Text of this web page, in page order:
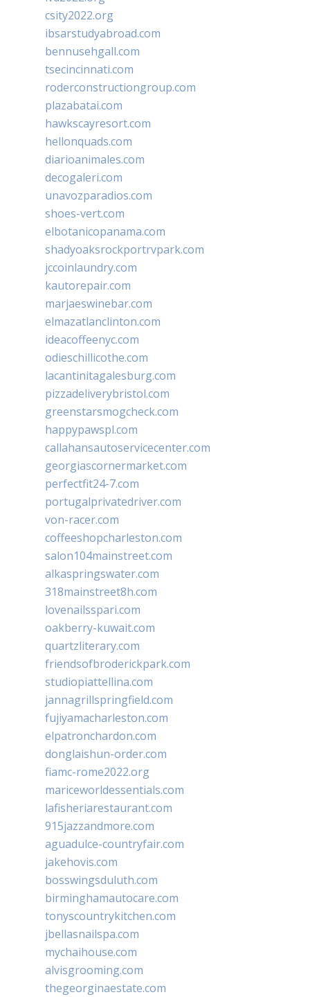
csity2022.org
ibsarstudyabroad.com
bennusehgall.com
tsecincinnati.com
roderconstructiongroup.com
plazabatai.com
hawkscayresort.com
hellonquads.com
diarioanimales.com
decogaleri.com
unavozparadios.com
shoes-vert.com
elbotanicopanama.com
shadyoaksrockportrvpark.com
jccoinlaundry.com
kautorepair.com
marjaeswinebar.com
elmazatlanclinton.com
ideacoffeenyc.com
odieschillicothe.com
lacantinitagalesburg.com
pizzadeliverybristol.com
greenstarsmogcheck.com
happypawspl.com
callahansautoservicecenter.com
georgiascornermarket.com
perfectfit24-7.com
portugalprivatedriver.com
von-racer.com
coffeeshopcharleston.com
salon104mainstreet.com
alkaspringswater.com
318mainstreet8h.com
lovenailsspari.com
oakberry-kuwait.com
quartzliterary.com
friendsofbroderickpark.com
studiopiattellina.com
jannagrillspringfield.com
fujiyamacharleston.com
elpatronchardon.com
donglaishun-order.com
fiamc-rome2022.org
mariceworldessentials.com
lafisheriarestaurant.com
915jazzandmore.com
aguadulce-countryfair.com
jakehovis.com
bosswingsduluth.com
birminghamautocare.com
tonyscountrykitchen.com
jbellasnailspa.com
mychaihouse.com
alvisgrooming.com
thegeorginaestate.com